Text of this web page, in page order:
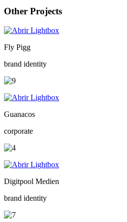
Other Projects
Fly Pigg
brand identity
Guanacos
corporate
Digitpool Medien
brand identity